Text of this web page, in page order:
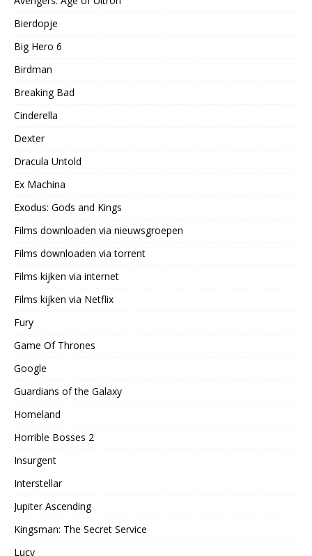
Bierdopje
Big Hero 6
Birdman
Breaking Bad
Cinderella
Dexter
Dracula Untold
Ex Machina
Exodus: Gods and Kings
Films downloaden via nieuwsgroepen
Films downloaden via torrent
Films kijken via internet
Films kijken via Netflix
Fury
Game Of Thrones
Google
Guardians of the Galaxy
Homeland
Horrible Bosses 2
Insurgent
Interstellar
Jupiter Ascending
Kingsman: The Secret Service
Lucy